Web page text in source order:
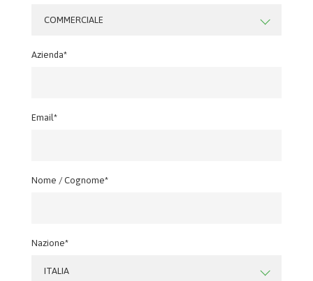
COMMERCIALE
Azienda*
Email*
Nome / Cognome*
Nazione*
ITALIA